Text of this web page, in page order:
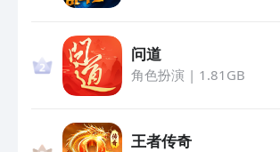
问道
角色扮演 | 1.81GB
王者传奇